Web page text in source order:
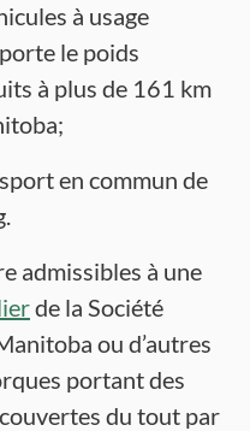
à usage
le poids
à plus de 161 km
en commun de
admissibles à une
de la Société
ou d’autres
portant des
du tout par